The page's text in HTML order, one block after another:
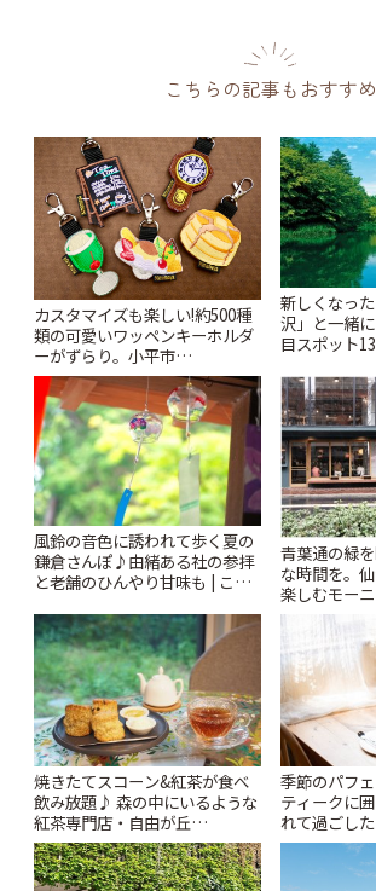
こちらの記事もおすすめ
カスタマイズも楽しい!約500種
類の可愛いワッペンキーホルダ
ーがずらり。小平市
「Kimamaya T&K」 | ことりっ
ぷ
新しくなっ
沢」と一緒
目スポット
風鈴の音色に誘われて歩く夏の
鎌倉さんぽ♪由緒ある社の参拝
と老舗のひんやり甘味も | こと
青葉通の緑
な時間を。
楽しむモー
とりっぷ
焼きたてスコーン&紅茶が食べ
飲み放題♪ 森の中にいるような
紅茶専門店・自由が丘
「YOTSUBA TEA」でのんびり
時間 | ことりっぷ
季節のパフ
ティークに
れて過ごし
「annorum